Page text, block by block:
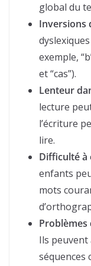
global du
Inversions
exemple,
et “cas”).
Lenteur
lecture
l’écriture
lire.
Difficulté à
enfants
mots
Problèmes
Ils peuvent
séquences